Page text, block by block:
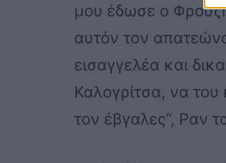
μου έδωσε ο
αυτόν τον
εισαγγελέα και
Καλογρίτσα, να
τον έβγαλες”, Ραν